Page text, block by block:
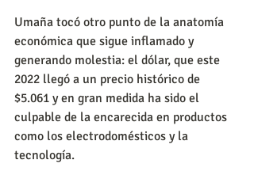
Umaña tocó otro punto de la anatomía
económica que sigue inflamado y
generando molestia: el dólar, que este
2022 llegó a un precio histórico de
$5.061 y en gran medida ha sido el
culpable de la encarecida en productos
como los electrodomésticos y la
tecnología.